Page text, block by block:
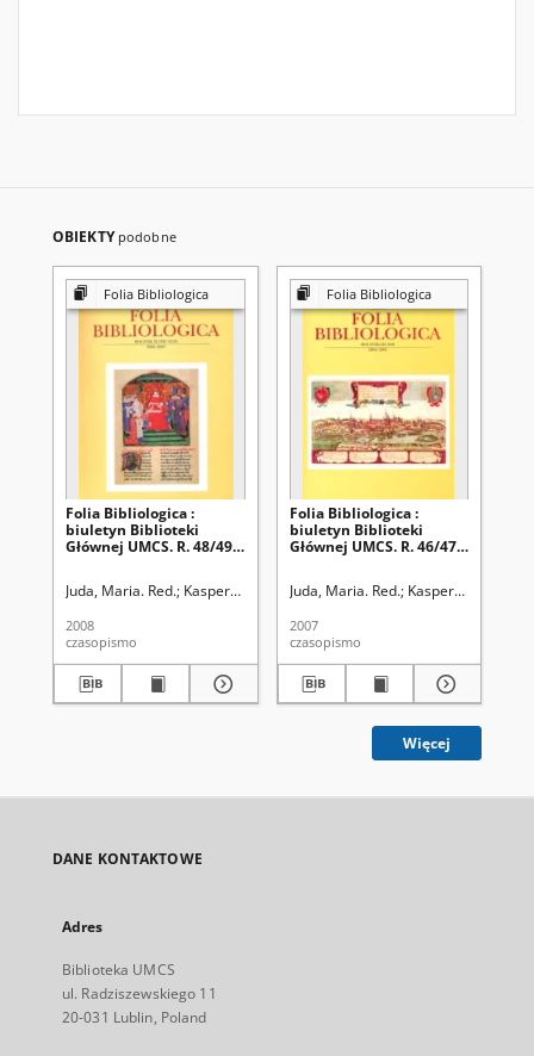
OBIEKTY podobne
Folia Bibliologica
Folia Bibliologica :
biuletyn Biblioteki
Głównej UMCS. R. 48/49
Juda, Maria. Red. Kasperek, Bogusław. Red. Uniwersytet Marii Curie
2008
czasopismo
Folia Bibliologica
Folia Bibliologica :
biuletyn Biblioteki
Głównej UMCS. R. 46/47
Juda, Maria. Red. Kasperek,
2007
czasopismo
Więcej
DANE KONTAKTOWE
Adres
Biblioteka UMCS
ul. Radziszewskiego 11
20-031 Lublin, Poland